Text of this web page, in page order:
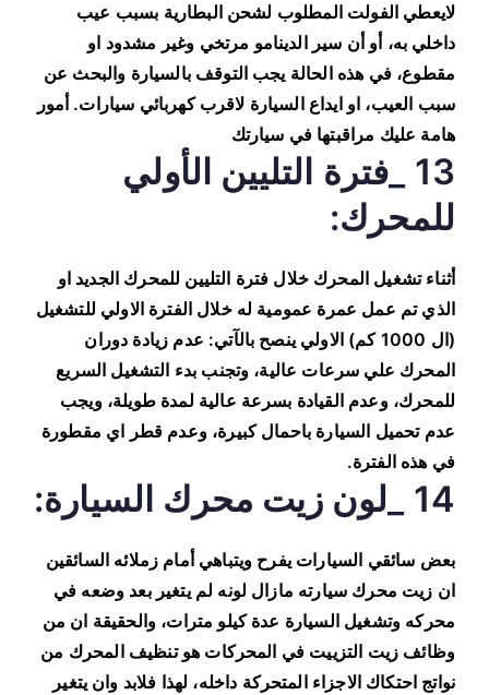
لايعطي الفولت المطلوب لشحن البطارية بسبب عيب
داخلي به، أو أن سير الدينامو مرتخي وغير مشدود او
مقطوع، في هذه الحالة يجب التوقف بالسيارة والبحث عن
سبب العيب، او ايداع السيارة لاقرب كهربائي سيارات. أمور
هامة عليك مراقبتها في سيارتك
13 _فترة التليين الأولي
للمحرك:
أثناء تشغيل المحرك خلال فترة التليين للمحرك الجديد او
الذي تم عمل عمرة عمومية له خلال الفترة الاولي للتشغيل
(ال 1000 كم) الاولي ينصح بالآتي: عدم زيادة دوران
المحرك علي سرعات عالية، وتجنب بدء التشغيل السريع
للمحرك، وعدم القيادة بسرعة عالية لمدة طويلة، ويجب
عدم تحميل السيارة باحمال كبيرة، وعدم قطر اي مقطورة
في هذه الفترة.
14 _لون زيت محرك السيارة:
بعض سائقي السيارات يفرح ويتباهي أمام زملائه السائقين
ان زيت محرك سيارته مازال لونه لم يتغير بعد وضعه في
محركه وتشغيل السيارة عدة كيلو مترات، والحقيقة ان من
وظائف زيت التزييت في المحركات هو تنظيف المحرك من
نواتج احتكاك الاجزاء المتحركة داخله، لهذا فلابد وان يتغير